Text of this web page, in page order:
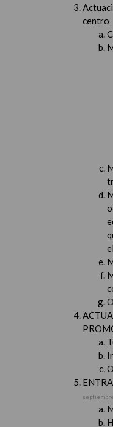
centro